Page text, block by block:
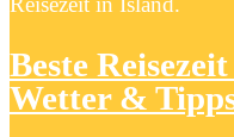
Beste
Wetter &